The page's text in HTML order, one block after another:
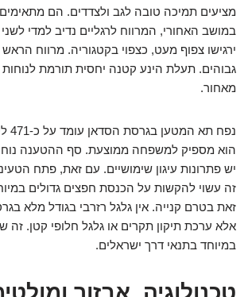
מציעים תמיכה טובה לגב ולצדדים. הם מתאימים
במושב האחורי, המרווח לרגליים נדיב למדי
ירגישו צפוף מעט, כצפוי בקטגוריה. מרווח
גבוהים. תעלת הינע קטנה יחסית תורמת
מאחור.
הוא מספיק למשפחה ממוצעת. סף ההטענה
יש פתרונות עיגון שימושיים. עם זאת, פתח
זה עשוי להקשות על הכנסת חפצים גדולים
זאת בטרם קנייה. אין גלגל רזרבי בגודל מלא
אלא ערכת תיקון תקרים או גלגל חלופי קטן. זה
במיוחד בתנאי דרך ישראלים.